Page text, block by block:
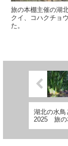
旅の本棚主催の湖
クイ、コハクチョ
た。
湖北の水鳥
2025 旅の